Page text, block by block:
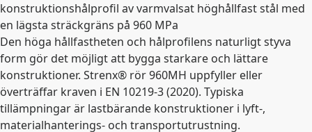
konstruktionshålprofil av varmvalsat höghållfast stål med
en lägsta sträckgräns på 960 MPa
Den höga hållfastheten och hålprofilens naturligt styva
form gör det möjligt att bygga starkare och lättare
konstruktioner. Strenx® rör 960MH uppfyller eller
överträffar kraven i EN 10219-3 (2020). Typiska
tillämpningar är lastbärande konstruktioner i lyft-,
materialhanterings- och transportutrustning.